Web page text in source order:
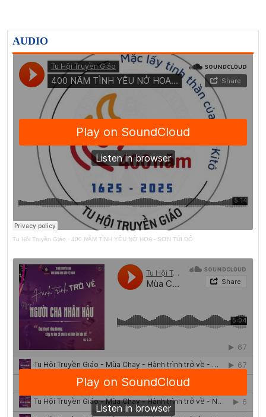
AUDIO
Tu Hội Truyền Giáo · 400 NĂM TÌNH YÊU NỞ HOA - SƠN TÚI ĐỎ